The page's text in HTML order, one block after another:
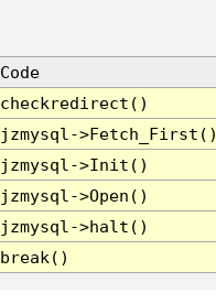
Code
checkredirect()
jzmysql-
jzmysql->Init()
jzmysql->Open()
jzmysql->halt()
break()